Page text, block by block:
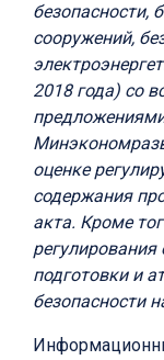
безопасности,
сооружений,
2018 года) со
оценке
содержания
акта. Кроме
подготовки и
безопасности